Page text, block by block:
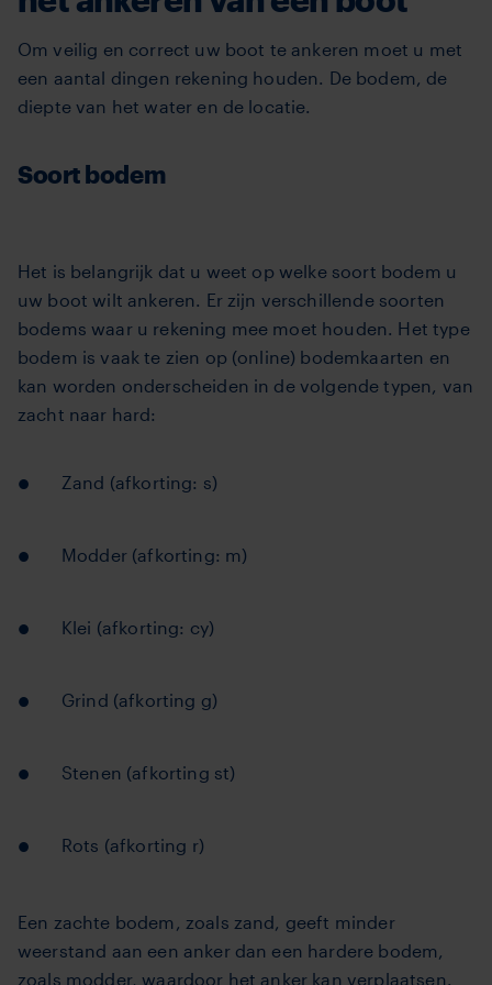
Om veilig en correct uw boot te ankeren moet u met
een aantal dingen rekening houden. De bodem, de
diepte van het water en de locatie.
Soort bodem
Het is belangrijk dat u weet op welke soort bodem u
uw boot wilt ankeren. Er zijn verschillende soorten
bodems waar u rekening mee moet houden. Het type
bodem is vaak te zien op (online) bodemkaarten en
kan worden onderscheiden in de volgende typen, van
zacht naar hard:
Zand (afkorting: s)
Modder (afkorting: m)
Klei (afkorting: cy)
Grind (afkorting g)
Stenen (afkorting st)
Rots (afkorting r)
Een zachte bodem, zoals zand, geeft minder
weerstand aan een anker dan een hardere bodem,
zoals modder, waardoor het anker kan verplaatsen.